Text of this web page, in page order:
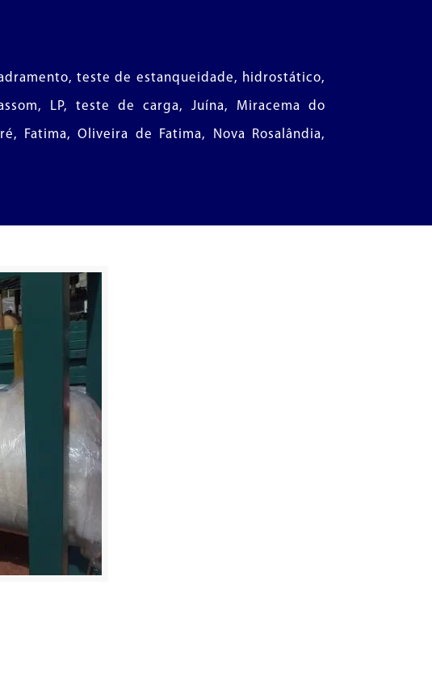
teste de estanqueidade, hidrostático,
LP, teste de carga, Juína, Miracema do
Fatima, Oliveira de Fatima, Nova Rosalândia,